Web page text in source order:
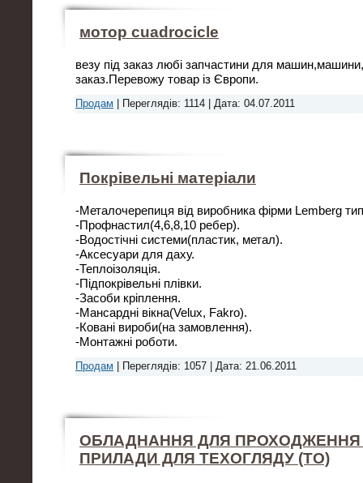
мотор cuadrocicle
везу під заказ любі запчастини для
заказ.Перевожу товар із Європи.
Продам Переглядів: 1114 Дата: 04.07.2011
Покрівельні матеріали
-Металочерепиця від виробника фірми Lemberg
-Профнастил(4,6,8,10 ребер).
-Водостічні системи(пластик, метал).
-Аксесуари для даху.
-Теплоізоляція.
-Підпокрівельні плівки.
-Засоби кріплення.
-Мансардні вікна(Velux, Fakro).
-Ковані вироби(на замовлення).
-Монтажні роботи.
Продам Переглядів: 1057 Дата: 21.06.2011
ОБЛАДНАННЯ ДЛЯ ПРОХОДЖЕННЯ
ПРИЛАДИ ДЛЯ ТЕХОГЛЯДУ (ТО)